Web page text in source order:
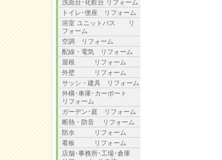
洗面台･化粧台 リフォーム
トイレ･便座 リフォーム
浴室 ユニットバス リ
フォーム
空調 リフォーム
配線・電気 リフォーム
屋根 リフォーム
外壁 リフォーム
サッシ・建具 リフォーム
外構･車庫･カーポート
リフォーム
ガーデン･庭 リフォーム
断熱・防音 リフォーム
防水 リフォーム
看板 リフォーム
店舗･事務所･工場･倉庫